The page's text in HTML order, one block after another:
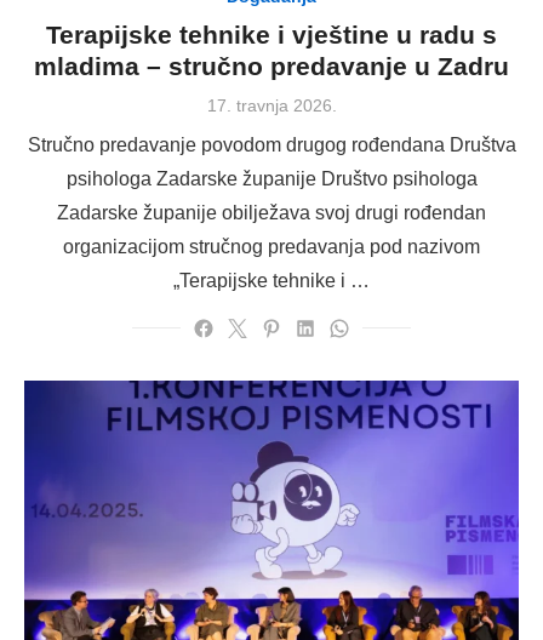
Terapijske tehnike i vještine u radu s
mladima – stručno predavanje u Zadru
Posted
17. travnja 2026.
Stručno predavanje povodom drugog rođendana Društva
psihologa Zadarske županije Društvo psihologa
Zadarske županije obilježava svoj drugi rođendan
organizacijom stručnog predavanja pod nazivom
„Terapijske tehnike i …